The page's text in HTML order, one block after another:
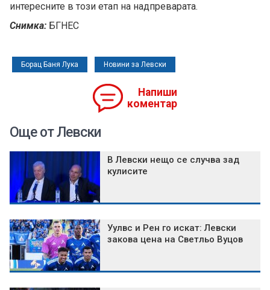
интересните в този етап на надпреварата.
Снимка: БГНЕС
Борац Баня Лука Новини за Левски
Напиши
коментар
Още от Левски
В Левски нещо се случва зад
кулисите
Уулвс и Рен го искат: Левски
закова цена на Светльо Вуцов